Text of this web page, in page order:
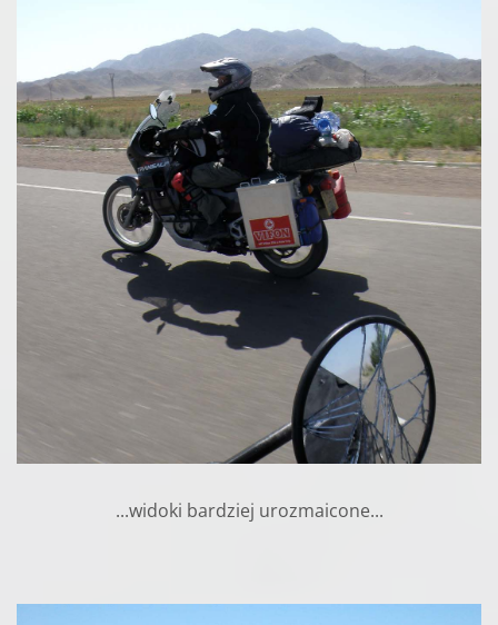
...widoki bardziej urozmaicone...